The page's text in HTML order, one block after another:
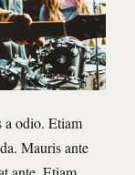
a odio. Etiam
Mauris ante